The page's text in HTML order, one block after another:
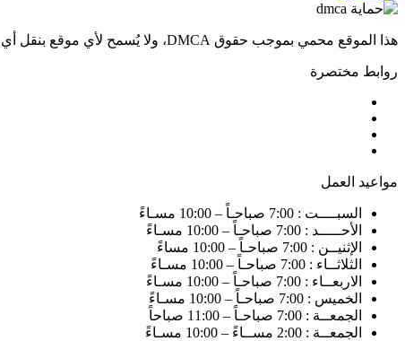
هذا الموقع محمي بموجب حقوق DMCA، ولا يُسمح لأي موقع بنقل أي محتوى أو نسخه بأي شكل كان. سيتم الإبلاغ عن أي موقع يسرق أو يقتبس المحتوى من دون إذن.
روابط مختصرة
مواعيد العمل
السبــــت : 7:00 صباحـاً – 10:00 مسـاءً
الأحـــــد : 7:00 صباحـاً – 10:00 مسـاءً
الإثنيــن : 7:00 صباحـاً – 10:00 مساءً
الثلاثــاء : 7:00 صباحـاً – 10:00 مسـاءً
الاربعــاء : 7:00 صباحـاً – 10:00 مسـاءً
الخميس : 7:00 صباحـاً – 10:00 مسـاءً
الجمعــة : 7:00 صباحـاً – 11:00 صباحاً
الجمعــة : 2:00 مســاءً – 10:00 مسـاءً